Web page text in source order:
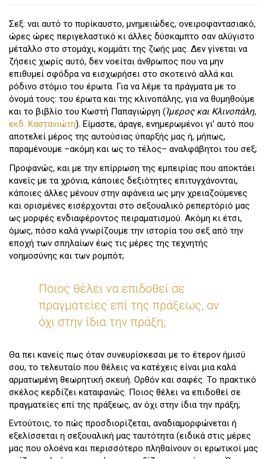
Σεξ: ναι αυτό το πυρίκαυστο, μνημειώδες, ονειροφαντασιακό,
ώρες ώρες περιγελαστικό κι άλλες δύσκαμπτο σαν αλύγιστο
μέταλλο στο στομάχι, κομμάτι της ζωής μας. Δεν γίνεται να
ζήσεις χωρίς αυτό, δεν νοείται άνθρωπος που να μην
επιθυμεί σφόδρα να εισχωρήσει στο σκοτεινό αλλά και
ρόδινο στόμιο του έρωτα. Για να λέμε τα πράγματα με το
όνομά τους: του έρωτα και της κλινοπάλης, για να θυμηθούμε
και το βιβλίο του Κωστή Παπαγιώργη (Ίμερος και Κλινοπάλη,
εκδ. Καστανιώτη). Είμαστε, άραγε, ενημερωμένοι γι’ αυτό που
αποτελεί μέρος της αυτούσιας ύπαρξής μας ή, μήπως,
παραμένουμε –ακόμη και ως το τέλος– αναλφάβητοι του σεξ;
Προφανώς, και με την επίρρωση της εμπειρίας που αποκτάει
κανείς με τα χρόνια, κάποιες δεξιότητες επιτυγχάνονται,
κάποιες άλλες μένουν στην αφάνεια ως μην χρειαζούμενες
και ορισμένες εισέρχονται στο σεξουαλικό ρεπερτόριό μας
ως μορφές ενδιαφέροντος πειραματισμού. Ακόμη κι έτσι,
όμως, πόσο καλά γνωρίζουμε την ιστορία του σεξ από την
εποχή των σπηλαίων έως τις μέρες της τεχνητής
νοημοσύνης και των ρομπότ;
Ποιος θέλει να επιδοθεί σε
πραγματείες επί της πράξεως, αν
όχι στην ίδια την πράξη;
Θα πει κανείς πως όταν συνευρίσκεσαι με το έτερον ήμισύ
σου, το τελευταίο που θέλεις να κατέχεις είναι μια καλά
αρματωμένη θεωρητική σκευή. Ορθόν και σαφές. Το πρακτικό
σκέλος κερδίζει καταφανώς. Ποιος θέλει να επιδοθεί σε
πραγματείες επί της πράξεως, αν όχι στην ίδια την πράξη;
Εντούτοις, το πώς προσδιορίζεται, αναδιαμορφώνεται ή
εξελίσσεται η σεξουαλική μας ταυτότητα (ειδικά στις μέρες
μας που ολοένα και περισσότερο πληθαίνουν οι ερωτικοί μας